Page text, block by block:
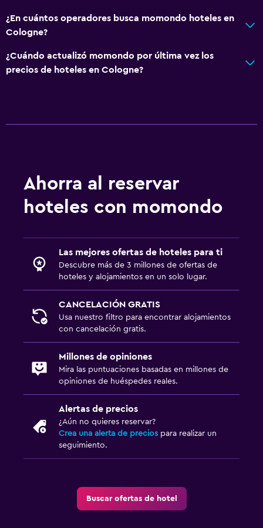
¿En cuántos operadores busca momondo hoteles en
Cologne?
¿Cuándo actualizó momondo por última vez los
precios de hoteles en Cologne?
Ahorra al reservar
hoteles con momondo
Las mejores ofertas de hoteles para ti
Descubre más de 3 millones de ofertas de
hoteles y alojamientos en un solo lugar.
CANCELACIÓN GRATIS
Usa nuestro filtro para encontrar alojamientos
con cancelación gratis.
Millones de opiniones
Mira las puntuaciones basadas en millones de
opiniones de huéspedes reales.
Alertas de precios
¿Aún no quieres reservar?
Crea una alerta de precios para realizar un
seguimiento.
Buscar ofertas de hotel